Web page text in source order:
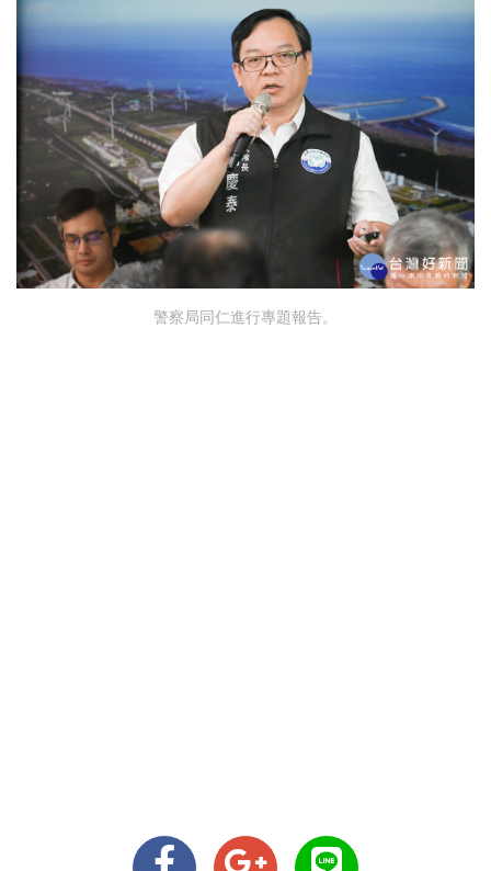
警察局同仁進行專題報告。